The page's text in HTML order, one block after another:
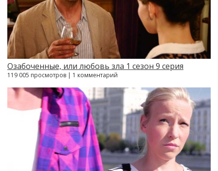
Озабоченные, или любовь зла 1 сезон 9 серия
119 005 просмотров | 1 комментарий